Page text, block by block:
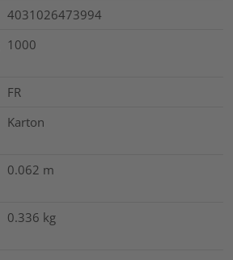
4031026473994
1000
FR
Karton
0.062 m
0.336 kg